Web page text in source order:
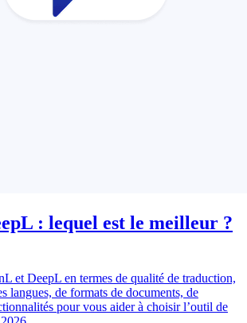
: lequel est le meilleur ?
et DeepL en termes de qualité de traduction,
langues, de formats de documents, de
pour vous aider à choisir l’outil de